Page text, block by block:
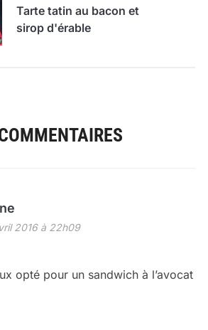
Tarte tatin au bacon et
sirop d'érable
2016 à 22h09
opté pour un sandwich à l’avocat